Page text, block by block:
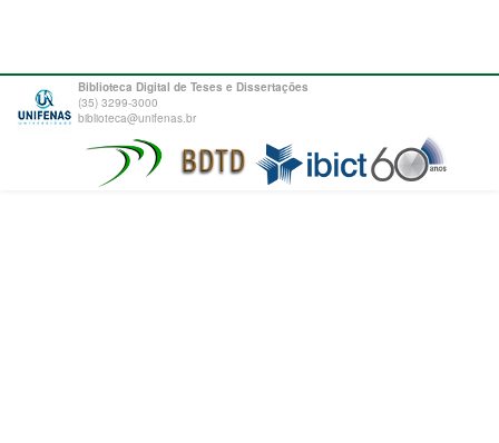
Biblioteca Digital de Teses e Dissertações
(35) 3299-3000
biblioteca@unifenas.br